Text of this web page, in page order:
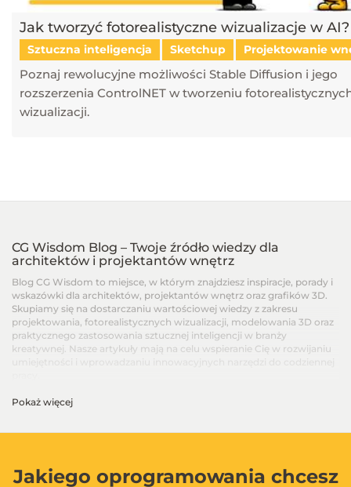
Jak tworzyć fotorealistyczne wizualizacje w AI?
Sztuczna inteligencja Sketchup Projektowanie
Poznaj rewolucyjne możliwości Stable Diffusion i jego
rozszerzenia ControlNET w tworzeniu
wizualizacji.
CG Wisdom Blog – Twoje źródło wiedzy dla
architektów i projektantów wnętrz
Blog CG Wisdom to miejsce, w którym znajdziesz inspiracje, porady i
wskazówki dla architektów, projektantów wnętrz oraz grafików 3D.
Skupiamy się na dostarczaniu wartościowej wiedzy z zakresu
projektowania, fotorealistycznych wizualizacji, modelowania 3D oraz
praktycznego zastosowania sztucznej inteligencji w branży
kreatywnej. Nasze artykuły mają na celu wspieranie Cię w rozwijaniu
Artykuły dla architektów i projektantów wnętrz –
zaawansowane poradniki i recenzje najnowszych narzędzi. Dzielimy
się wiedzą na temat programów takich jak SketchUp, V-Ray, 3ds Max,
Pokaż więcej
Jakiego oprogramowania chcesz